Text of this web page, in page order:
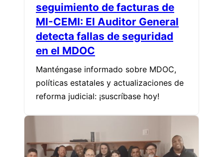
seguimiento de facturas de
MI-CEMI: El Auditor General
detecta fallas de seguridad
en el MDOC
Manténgase informado sobre MDOC,
políticas estatales y actualizaciones de
reforma judicial: ¡suscríbase hoy!